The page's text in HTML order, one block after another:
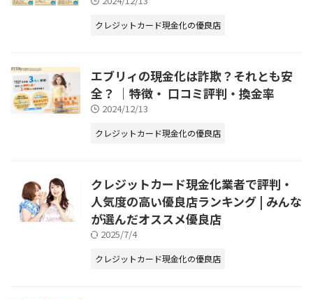
クレジットカード現金化の優良店
エブリィの現金化は詐欺？それとも安
全？ ｜特徴・ 口コミ評判・換金率
2024/12/13
クレジットカード現金化の優良店
クレジットカード現金化業者で評判・
人気度の高い優良店ランキング | みんな
が選んだオススメ優良店
2025/7/4
クレジットカード現金化の優良店